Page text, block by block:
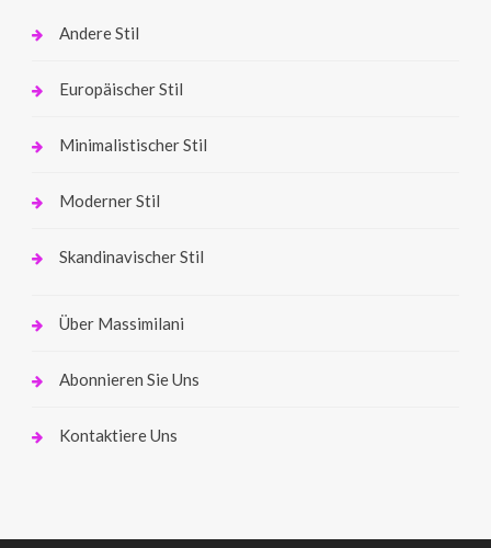
Andere Stil
Europäischer Stil
Minimalistischer Stil
Moderner Stil
Skandinavischer Stil
Über Massimilani
Abonnieren Sie Uns
Kontaktiere Uns